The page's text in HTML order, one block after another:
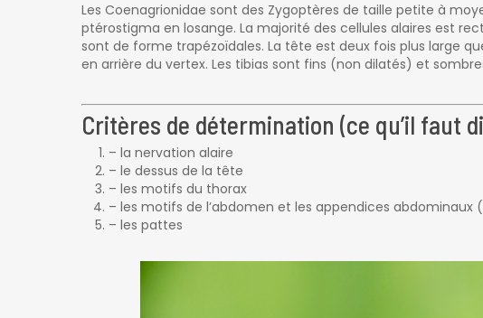
Les Coenagrionidae sont des Zygoptères de taille petite à
ptérostigma en losange. La majorité des cellules alaires est
sont de forme trapézoïdales. La tête est deux fois plus large
en arrière du vertex. Les tibias sont fins (non dilatés) et
Critères de détermination (ce qu’il faut
– la nervation alaire
– le dessus de la tête
– les motifs du thorax
– les motifs de l’abdomen et les appendices abdominaux
– les pattes